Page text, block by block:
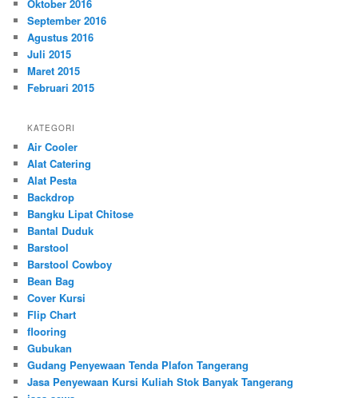
Oktober 2016
September 2016
Agustus 2016
Juli 2015
Maret 2015
Februari 2015
KATEGORI
Air Cooler
Alat Catering
Alat Pesta
Backdrop
Bangku Lipat Chitose
Bantal Duduk
Barstool
Barstool Cowboy
Bean Bag
Cover Kursi
Flip Chart
flooring
Gubukan
Gudang Penyewaan Tenda Plafon Tangerang
Jasa Penyewaan Kursi Kuliah Stok Banyak Tangerang